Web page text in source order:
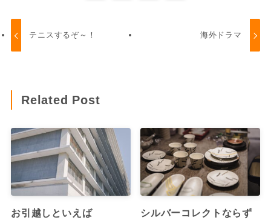
テニスするぞ～！ 海外ドラマ
Related Post
お引越しといえば シルバーコレクトならず